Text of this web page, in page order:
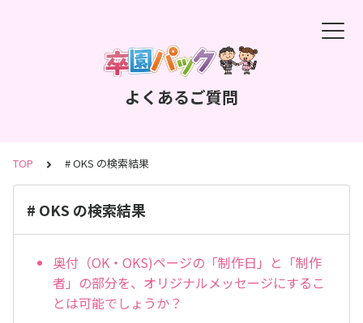
よくあるご質問
TOP # OKS の検索結果
# OKS の検索結果
奥付（OK・OKS)ページの「制作日」と「制作
者」の部分を、オリジナルメッセージにするこ
とは可能でしょうか？